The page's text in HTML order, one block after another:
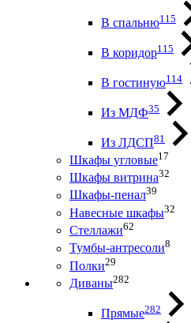
В спальню115
В коридор115
В гостиную114
Из МДФ35
Из ЛДСП81
Шкафы угловые17
Шкафы витрина32
Шкафы-пенал39
Навесные шкафы32
Стеллажи62
Тумбы-антресоли8
Полки29
Диваны282
Прямые282